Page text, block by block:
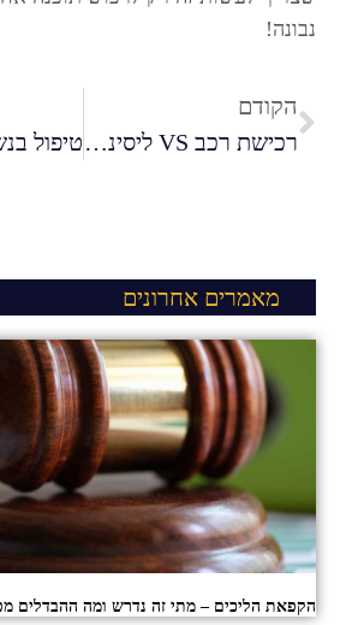
נבונה!
הקודם
רכישת רכב VS ליסינג פרטי: יתרונות וחסרונות
מאמרים אחרונים
הקפאת הליכים – מתי זה נדרש ומה ההבדלים